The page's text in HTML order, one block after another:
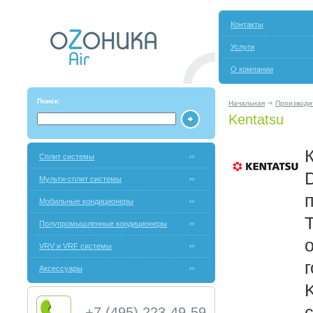
Контакты
Услуги
О компании
Поиск: Начальная
Kentatsu
Сплит системы
Мульти-сплит системы
Мобильные кондиционеры
Полупромышленные кондиционеры
VRV и VRF системы
Аксессуары